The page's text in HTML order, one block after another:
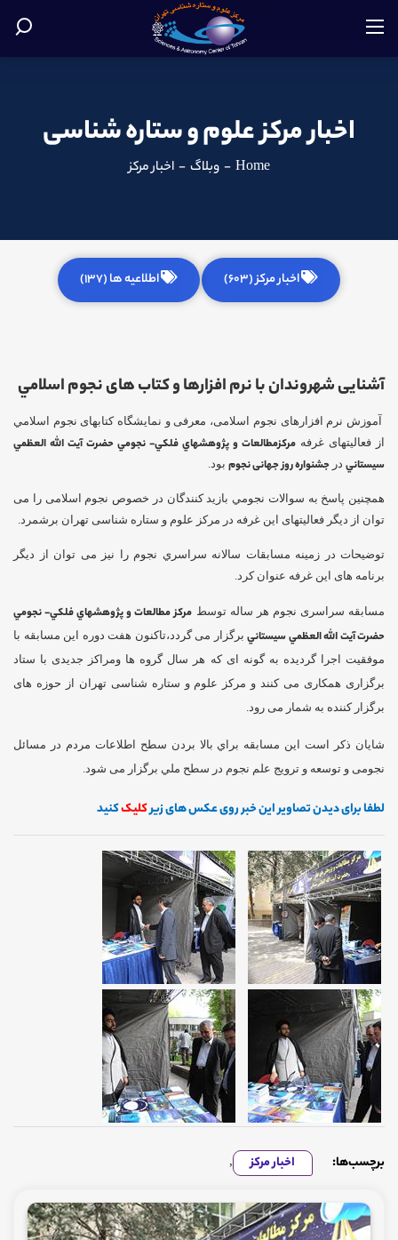
اخبار مرکز علوم و ستاره شناسی
Home
- وبلاگ - اخبار مرکز
اخبار مرکز (603) اطلاعیه ها (137)
آشنایی شهروندان با نرم افزارها و کتاب های نجوم اسلامي
آموزش نرم افزارهای نجوم اسلامی، معرفی و نمایشگاه کتابهای نجوم اسلامي
از فعالیتهای غرفه مركزمطالعات و پ‍ژوهشهاي فلكي- نجومي حضرت آيت الله العظمي
سيستاني در جشنواره روز جهانی نجوم بود.
همچنین پاسخ به سوالات نجومي بازيد كنندگان در خصوص نجوم اسلامی را می
توان از دیگر فعالیتهای این غرفه در مرکز علوم و ستاره شناسی تهران برشمرد.
توضيحات در زمينه مسابقات سالانه سراسري نجوم را نیز می توان از دیگر
برنامه های این غرفه عنوان کرد.
مسابقه سراسری نجوم هر ساله توسط مركز مطالعات و پ‍ژوهشهاي فلكي- نجومي
حضرت آيت الله العظمي سيستاني برگزار می گردد،تاکنون هفت دوره این مسابقه با
موفقیت اجرا گردیده به گونه ای که هر سال گروه ها ومراکز جدیدی با ستاد
برگزاری همکاری می کنند و مرکز علوم و ستاره شناسی تهران از حوزه های
برگزار کننده به شمار می رود.
شایان ذکر است اين مسابقه براي بالا بردن سطح اطلاعات مردم در مسائل
نجومی و توسعه و ترويج علم نجوم در سطح ‏ملي برگزار می شود.
لطفا برای دیدن تصاویر این خبر روی عکس های زیرکلیککنید
برچسب‌ها: اخبار مرکز ,